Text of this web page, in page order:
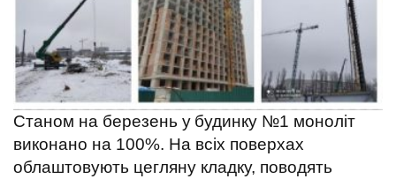
Станом на березень у будинку №1 моноліт
виконано на 100%. На всіх поверхах
облаштовують цегляну кладку, поводять